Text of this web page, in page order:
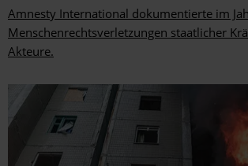
Amnesty International dokumentierte im
Menschenrechtsverletzungen staatlicher
Akteure.